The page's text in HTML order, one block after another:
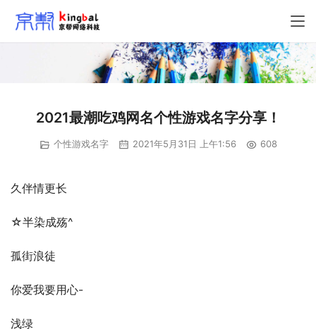
2021最潮吃鸡网名个性游戏名字分享！
个性游戏名字 2021年5月31日 上午1:56 608
久伴情更长
☆半染成殇^
孤街浪徒
你爱我要用心-
浅绿